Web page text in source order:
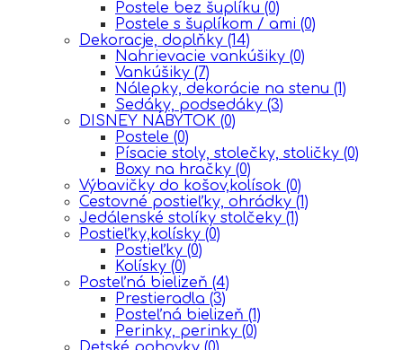
Postele bez šuplíku (0)
Postele s šuplíkom / ami (0)
Dekoracje, doplňky (14)
Nahrievacie vankúšiky (0)
Vankúšiky (7)
Nálepky, dekorácie na stenu (1)
Sedáky, podsedáky (3)
DISNEY NÁBYTOK (0)
Postele (0)
Písacie stoly, stolečky, stoličky (0)
Boxy na hračky (0)
Výbavičky do košov,kolísok (0)
Cestovné postieľky, ohrádky (1)
Jedálenské stolíky stolčeky (1)
Postieľky,kolísky (0)
Postieľky (0)
Kolísky (0)
Posteľná bielizeň (4)
Prestieradla (3)
Posteľná bielizeň (1)
Perinky, perinky (0)